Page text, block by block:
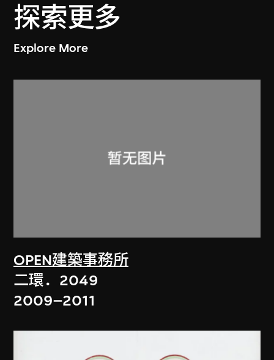
探索更多
Explore More
OPEN建築事務所
二環．2049
2009–2011